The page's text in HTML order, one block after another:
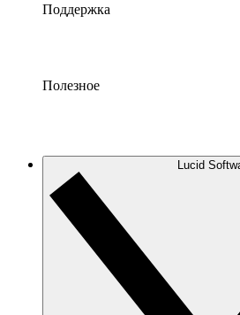
Поддержка
Полезное
Lucid